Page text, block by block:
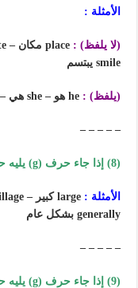
الأمثلة :
(لا يلفظ) :
smile يبتسم
(يلفظ) : he هو – she هي – me أنا (ضمير مفعول به)
– – – – –
(8) إذا جاء حرف (g) يليه حرف (e) فإنه غالباً يلفظ (ج):
الأمثلة :
generally بشكل عام
– – – – –
(9) إذا جاء حرف (g) يليه حرف y فإنهما غالباً يلفظان (جي):